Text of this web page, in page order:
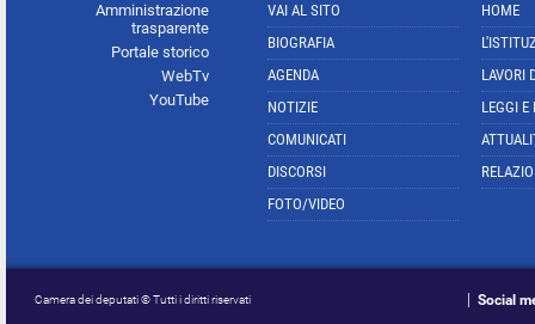
Amministrazione
trasparente
Portale storico
WebTv
YouTube
VAI AL SITO
BIOGRAFIA
AGENDA
NOTIZIE
COMUNICATI
DISCORSI
FOTO/VIDEO
HOME
LAVORI
LEGGI E
Camera dei deputati © Tutti i diritti riservati Social